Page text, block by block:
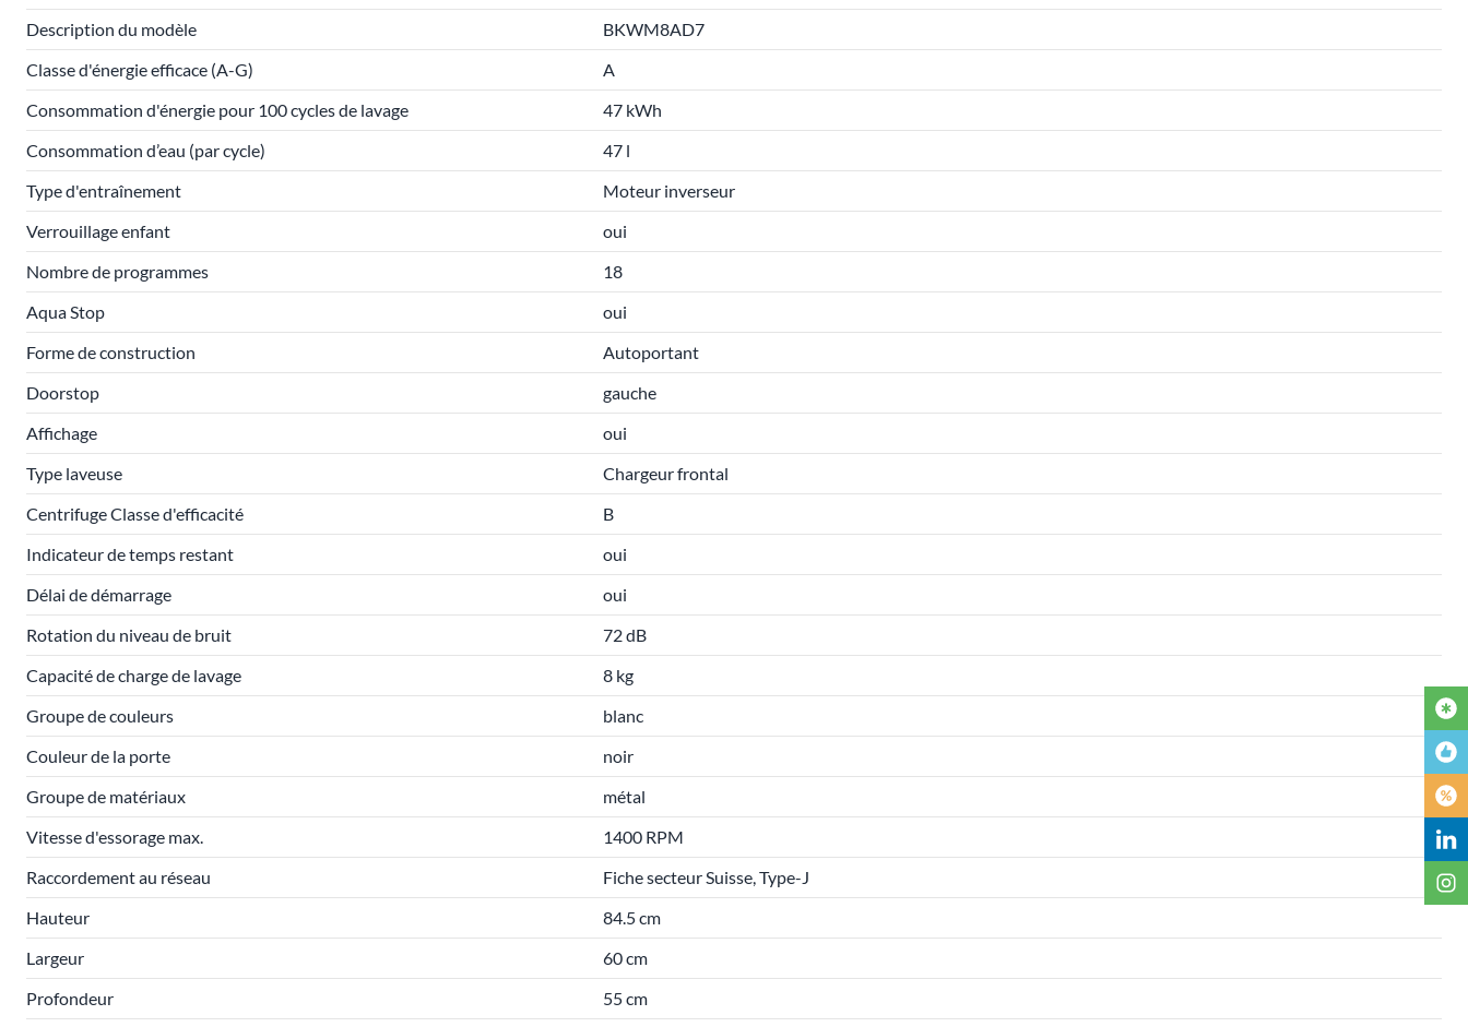
Description du modèle
BKWM8AD7
Classe d'énergie efficace (A-G)
A
Consommation d'énergie pour 100 cycles de lavage
47 kWh
Consommation d’eau (par cycle)
47 l
Type d'entraînement
Moteur inverseur
Verrouillage enfant
oui
Nombre de programmes
18
Aqua Stop
oui
Forme de construction
Autoportant
Doorstop
gauche
Affichage
oui
Type laveuse
Chargeur frontal
Centrifuge Classe d'efficacité
B
Indicateur de temps restant
oui
Délai de démarrage
oui
Rotation du niveau de bruit
72 dB
Capacité de charge de lavage
8 kg
Groupe de couleurs
blanc
Couleur de la porte
noir
Groupe de matériaux
métal
Vitesse d'essorage max.
1400 RPM
Raccordement au réseau
Fiche secteur Suisse, Type-J
Hauteur
84.5 cm
Largeur
60 cm
Profondeur
55 cm